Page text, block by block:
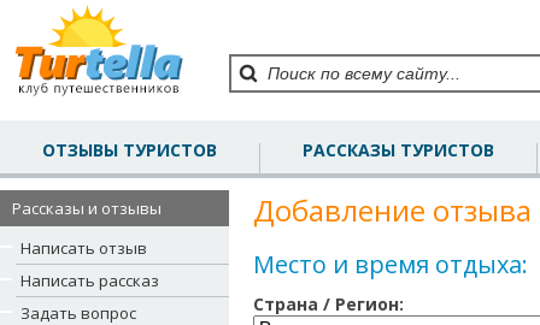
ОТЗЫВЫ ТУРИСТОВ РАССКАЗЫ ТУРИСТОВ
Рассказы и отзывы
Написать отзыв
Написать рассказ
Задать вопрос
Добавление отзыва
Место и время отдыха:
Страна / Регион: